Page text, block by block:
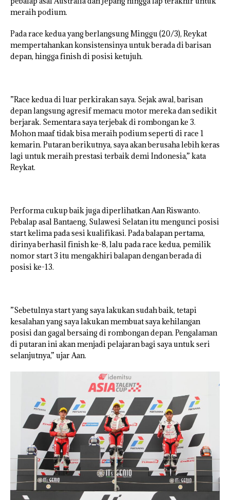
meraih podium.
Pada race kedua yang berlangsung Minggu (20/3), Reykat
mempertahankan konsistensinya untuk berada di barisan
depan, hingga finish di posisi ketujuh.
”Race kedua di luar perkirakan saya. Sejak awal, barisan
depan langsung agresif memacu motor mereka dan sedikit
berjarak. Sementara saya terjebak di rombongan ke 3.
Mohon maaf tidak bisa meraih podium seperti di race 1
kemarin. Putaran berikutnya, saya akan berusaha lebih keras
lagi untuk meraih prestasi terbaik demi Indonesia,” kata
Reykat.
Performa cukup baik juga diperlihatkan Aan Riswanto.
Pebalap asal Bantaeng, Sulawesi Selatan itu mengunci posisi
start kelima pada sesi kualifikasi. Pada balapan pertama,
dirinya berhasil finish ke-8, lalu pada race kedua, pemilik
nomor start 3 itu mengakhiri balapan dengan berada di
posisi ke-13.
”Sebetulnya start yang saya lakukan sudah baik, tetapi
kesalahan yang saya lakukan membuat saya kehilangan
posisi dan gagal bersaing di rombongan depan. Pengalaman
di putaran ini akan menjadi pelajaran bagi saya untuk seri
selanjutnya,” ujar Aan.